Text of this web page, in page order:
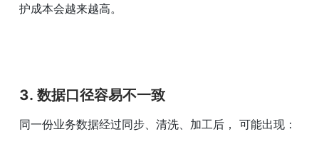
护成本会越来越高。
3. 数据口径容易不一致
同一份业务数据经过同步、清洗、加工后， 可能出现：